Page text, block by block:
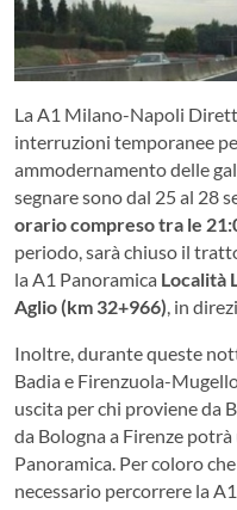
La A1 Milano-Napoli
interruzioni temporanee
ammodernamento delle
segnare sono dal 25 al 28
orario compreso tra le
periodo, sarà chiuso il
la A1 Panoramica Località
Aglio (km 32+966), in
Inoltre, durante queste
Badia e Firenzuola-
uscita per chi proviene da
da Bologna a Firenze
Panoramica. Per coloro
necessario percorrere la